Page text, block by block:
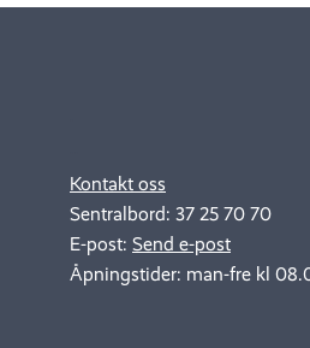
Kontakt oss
Sentralbord: 37 25 70 70
E-post: Send e-post
Åpningstider: man-fre kl